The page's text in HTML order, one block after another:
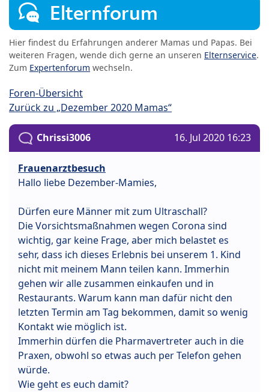
Elternforum
Hier findest du Erfahrungen anderer Mamas und Papas. Bei
weiteren Fragen, wende dich gerne an unseren Elternservice.
Zum Expertenforum wechseln.
Foren-Übersicht
Zurück zu „Dezember 2020 Mamas“
Chrissi3006 16. Jul 2020 16:23
Frauenarztbesuch
Hallo liebe Dezember-Mamies,
Dürfen eure Männer mit zum Ultraschall?
Die Vorsichtsmaßnahmen wegen Corona sind
wichtig, gar keine Frage, aber mich belastet es
sehr, dass ich dieses Erlebnis bei unserem 1. Kind
nicht mit meinem Mann teilen kann. Immerhin
gehen wir alle zusammen einkaufen und in
Restaurants. Warum kann man dafür nicht den
letzten Termin am Tag bekommen, damit so wenig
Kontakt wie möglich ist.
Immerhin dürfen die Pharmavertreter auch in die
Praxen, obwohl so etwas auch per Telefon gehen
würde.
Wie geht es euch damit?